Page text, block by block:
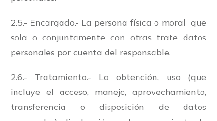
2.5.- Encargado.- La persona física o moral que
sola o conjuntamente con otras trate datos
personales por cuenta del responsable.
2.6.- Tratamiento.- La obtención, uso (que
incluye el acceso, manejo, aprovechamiento,
transferencia o disposición de datos